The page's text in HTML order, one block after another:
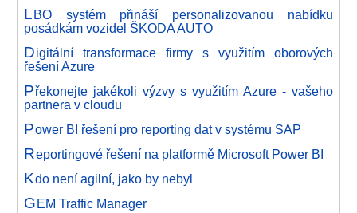
LBO systém přináší personalizovanou nabídku
posádkám vozidel ŠKODA AUTO
Digitální transformace firmy s využitím oborových
řešení Azure
Překonejte jakékoli výzvy s využitím Azure - vašeho
partnera v cloudu
Power BI řešení pro reporting dat v systému SAP
Reportingové řešení na platformě Microsoft Power BI
Kdo není agilní, jako by nebyl
GEM Traffic Manager